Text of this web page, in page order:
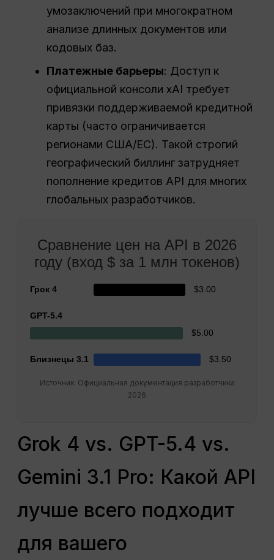
умозаключений при многократном
анализе длинных документов или
кодовых баз.
Платежные барьеры: Доступ к
официальной консоли xAI требует
привязки поддерживаемой кредитной
карты (часто ограничивается
регионами США/ЕС). Такой строгий
географический биллинг затрудняет
пополнение кредитов API для многих
глобальных разработчиков.
Сравнение цен на API в 2026
году (вход $ за 1 млн токенов)
Грок 4 $3.00
GPT-5.4
$5.00
Близнецы 3.1 $3.50
Источник: Официальная документация разработчика
2026
Grok 4 vs. GPT-5.4 vs.
Gemini 3.1 Pro: Какой API
лучше всего подходит
для вашего